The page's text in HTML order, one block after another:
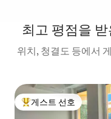
최고 평점을
위치, 청결도 등에서
상위 게스트 선호
게스트 선호